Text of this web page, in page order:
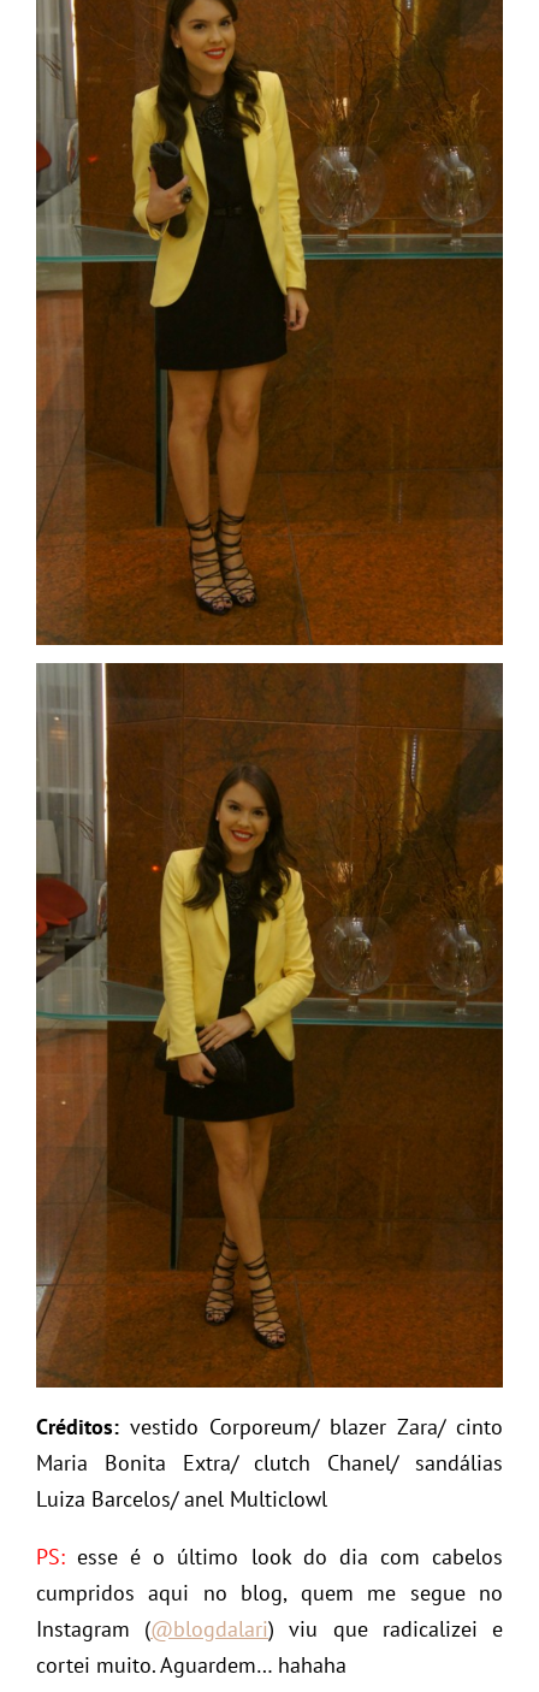
Créditos: vestido Corporeum/ blazer Zara/ cinto
Maria Bonita Extra/ clutch Chanel/ sandálias
Luiza Barcelos/ anel Multiclowl
PS: esse é o último look do dia com cabelos
cumpridos aqui no blog, quem me segue no
Instagram (@blogdalari) viu que radicalizei e
cortei muito. Aguardem… hahaha